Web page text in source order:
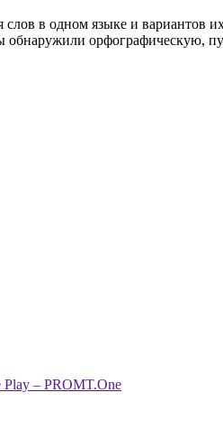
в одном языке и вариантов
обнаружили орфографическую,